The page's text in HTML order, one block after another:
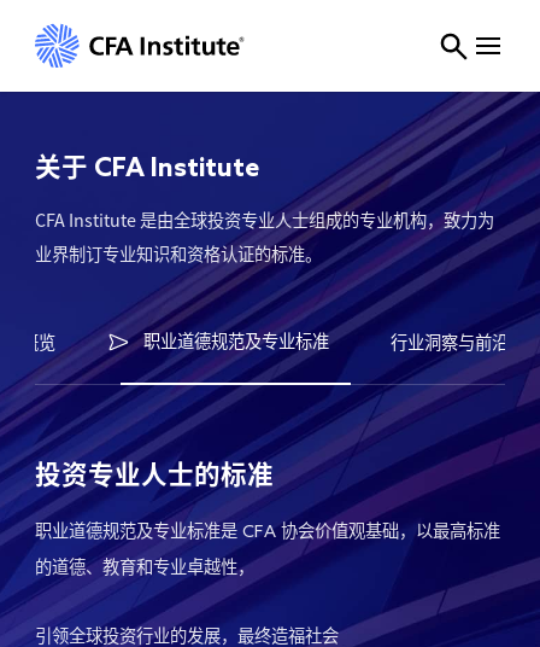
关于 CFA Institute
CFA Institute 是由全球投资专业人士组成的专业机构，致力为
业界制订专业知识和资格认证的标准。
目概览 职业道德规范及专业标准 行业洞察与前沿观
投资专业人士的标准
职业道德规范及专业标准是 CFA协会价值观基础，以最高标准
的道德、教育和专业卓越性，
引领全球投资行业的发展，最终造福社会